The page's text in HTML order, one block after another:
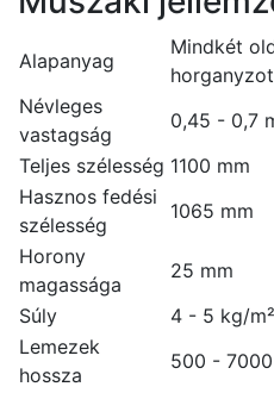
Alapanyag
Mindkét
Névleges
vastagság
0,45 - 0,7
Teljes szélesség 1100 mm
Hasznos fedési
szélesség
1065 mm
Horony
magassága
25 mm
Súly
4 - 5 kg/m²
Lemezek
hossza
500 -